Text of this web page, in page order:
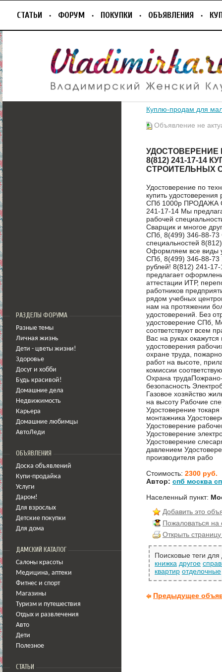
СТАТЬИ ФОРУМ ПОКУПКИ ОБЪЯВЛЕНИЯ
РАЗДЕЛЫ ФОРУМА
Разные темы
Личная жизнь
Дети - цветы жизни!
Здоровье
Досуг и хобби
Будь красивой!
Домашние дела
Недвижимость
Карьера
Домашние любимцы
АвтоЛеди
ОБЪЯВЛЕНИЯ
Доска объявлений
Купи-продайка
Услуги
Даром!
Для взрослых
Детские покупки
Для дома
ДАМСКИЙ КАТАЛОГ
Салоны красоты
Медицина, аптеки
Фитнес и спорт
Магазины
Туризм и путешествия
Отдых и развлечения
Авто
Дети
Полезное
СТАТЬИ
Куплю-продам для
Объявление не
УДОСТОВЕРЕНИЕ
8(812) 241-17-14
СТРОИТЕЛЬНЫХ
Удостоверение по
купить
СПб 1000р ПРОДАЖА
241-17-14 Мы
рабочей
Сварщик и многое
СПб, 8(499) 346-88-73
специальностей
Оформляем все виды
СПб, 8(499) 346-88-
рублей! 8(812) 241-
предлагает
аттестации ИТР,
работников
рядом учебных
нам на протяжении
удостоверений. Без
удостоверение СПб,
соответствуют всем
Вас на руках
удостоверения
охране труда,
работ на высоте,
комиссии
Охрана
безопасность
Газовое хозяйство
на высоту Рабочие
Удостоверение
монтажника
Удостоверение
Удостоверение
Удостоверение
давлением
производителя рабо
Стоимость: 2300 руб.
Автор: спб москва
Населенный пункт:
Добавить это
Пожаловаться
Открыть
Поисковые теги
книжка другое
квартир отделочные
Предыдущее